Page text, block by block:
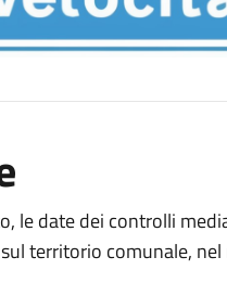
le date dei controlli
territorio comunale,